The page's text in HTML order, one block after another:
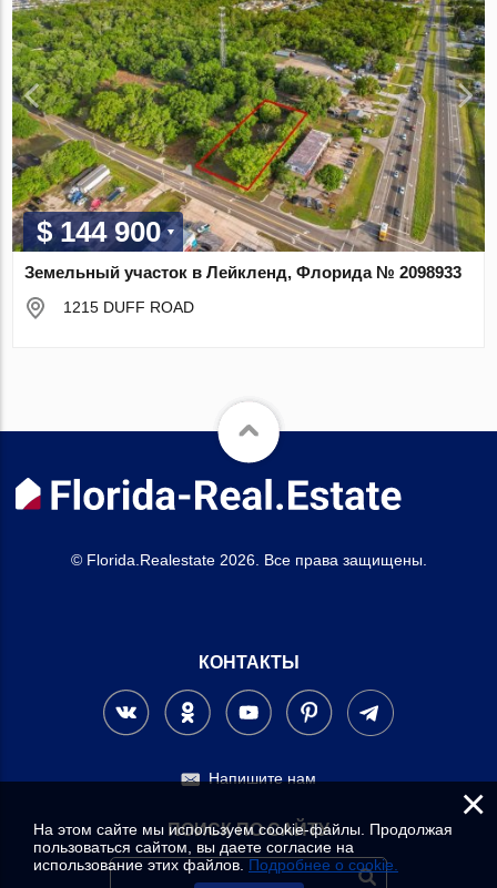
$ 144 900
Земельный участок в Лейкленд, Флорида № 2098933
1215 DUFF ROAD
© Florida.Realestate 2026. Все права защищены.
КОНТАКТЫ
Напишите нам
ПОИСК ПО САЙТУ
×
На этом сайте мы используем cookie-файлы. Продолжая
пользоваться сайтом, вы даете согласие на
использование этих файлов. Подробнее о cookie.